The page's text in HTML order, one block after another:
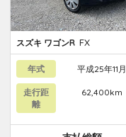
スズキ ワゴンR FX
年式 平成25年11月
走行距
離
62,400km